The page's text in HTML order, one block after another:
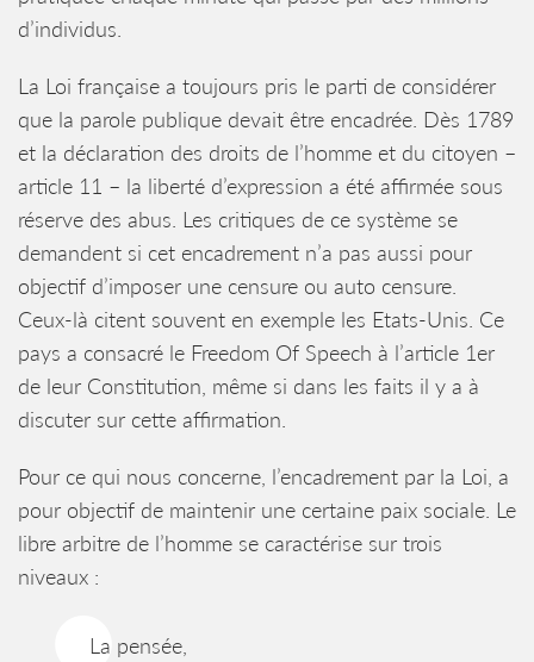
d’individus.
La Loi française a toujours pris le parti de considérer
que la parole publique devait être encadrée. Dès 1789
et la déclaration des droits de l’homme et du citoyen –
article 11 – la liberté d’expression a été affirmée sous
réserve des abus. Les critiques de ce système se
demandent si cet encadrement n’a pas aussi pour
objectif d’imposer une censure ou auto censure.
Ceux-là citent souvent en exemple les Etats-Unis. Ce
pays a consacré le Freedom Of Speech à l’article 1er
de leur Constitution, même si dans les faits il y a à
discuter sur cette affirmation.
Pour ce qui nous concerne, l’encadrement par la Loi, a
pour objectif de maintenir une certaine paix sociale. Le
libre arbitre de l’homme se caractérise sur trois
niveaux :
La pensée,